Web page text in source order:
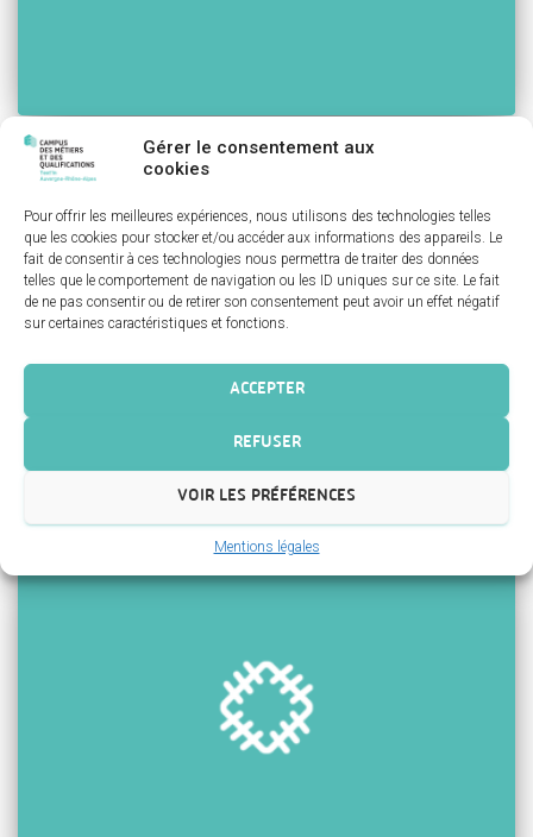
Gérer le consentement aux
cookies
Pour offrir les meilleures expériences, nous utilisons des technologies telles
que les cookies pour stocker et/ou accéder aux informations des appareils. Le
fait de consentir à ces technologies nous permettra de traiter des données
telles que le comportement de navigation ou les ID uniques sur ce site. Le fait
de ne pas consentir ou de retirer son consentement peut avoir un effet négatif
sur certaines caractéristiques et fonctions.
ACCEPTER
REFUSER
VOIR LES PRÉFÉRENCES
Mentions légales
MASTÈRE SPÉCIALISÉ® « MANAGER DE
PROCESS INDUSTRIEL INNOVANT,
INDUSTRIE 4.0 »
Filières : Textile Type d’activité : Commercial/Marketing, Métiers
supports, Production/logistique, Qualité/environnement,
participants à des fonctions telles que : responsable de process
productif avancé, chef de projet d’ingénierie ou de réingénierie
avancés, chargé d’affaires, entrepreneur en entreprise innovante